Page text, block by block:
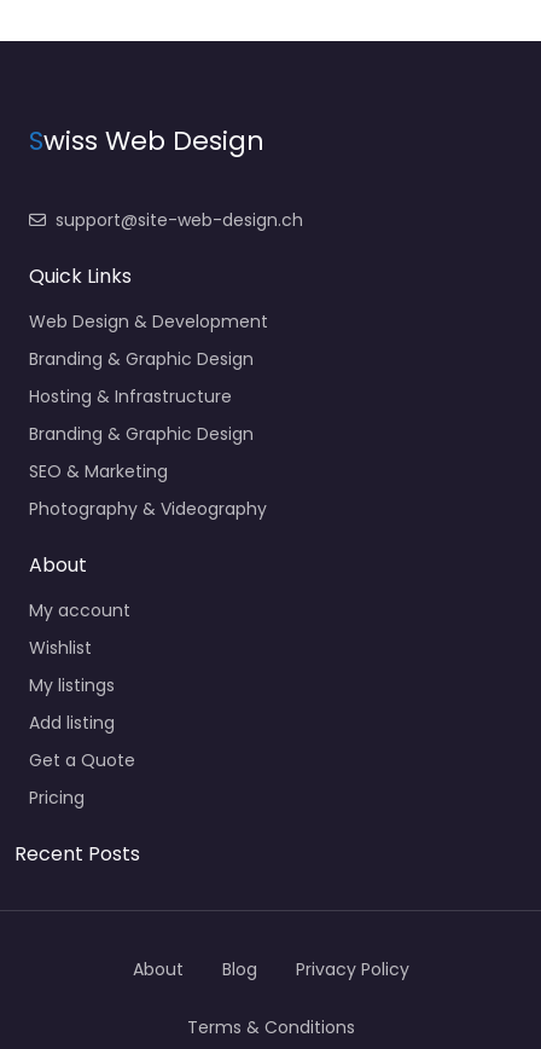
Swiss Web Design
support@site-web-design.ch
Quick Links
Web Design & Development
Branding & Graphic Design
Hosting & Infrastructure
Branding & Graphic Design
SEO & Marketing
Photography & Videography
About
My account
Wishlist
My listings
Add listing
Get a Quote
Pricing
Recent Posts
About Blog Privacy Policy
Terms & Conditions